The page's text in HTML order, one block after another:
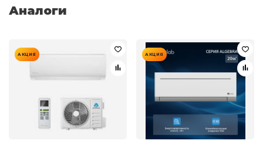
Аналоги
АКЦИЯ АКЦИЯ